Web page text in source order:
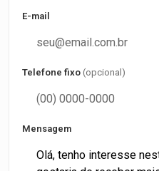
E-mail
Telefone fixo (opcional)
Mensagem